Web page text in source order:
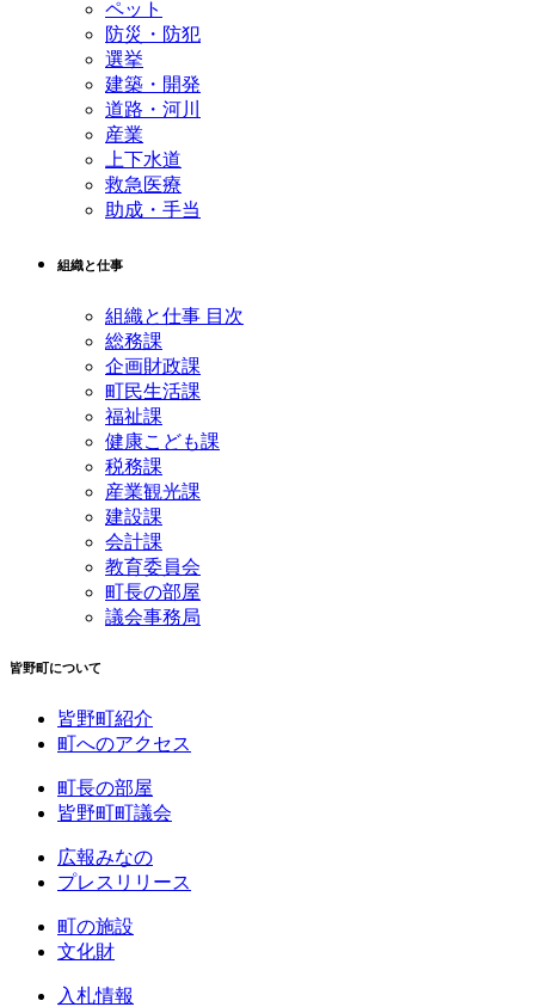
ペット
防災・防犯
選挙
建築・開発
道路・河川
産業
上下水道
救急医療
助成・手当
組織と仕事
組織と仕事 目次
総務課
企画財政課
町民生活課
福祉課
健康こども課
税務課
産業観光課
建設課
会計課
教育委員会
町長の部屋
議会事務局
皆野町について
皆野町紹介
町へのアクセス
町長の部屋
皆野町町議会
広報みなの
プレスリリース
町の施設
文化財
入札情報